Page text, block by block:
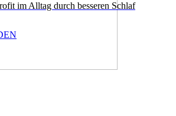
im Alltag durch besseren Schlaf